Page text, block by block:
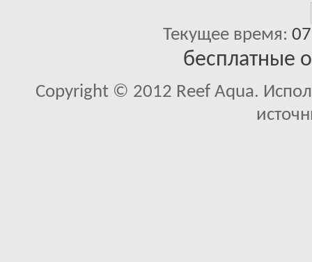
Текущее время:
бесплатные
Copyright © 2012 Reef Aqua.